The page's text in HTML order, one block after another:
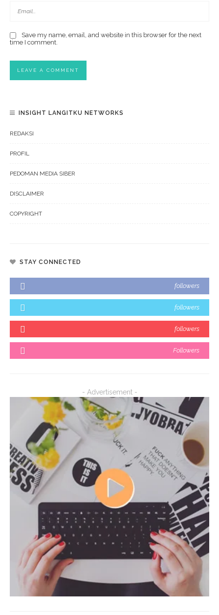
Save my name, email, and website in this browser for the next
time I comment.
INSIGHT LANGITKU NETWORKS
REDAKSI
PROFIL
PEDOMAN MEDIA SIBER
DISCLAIMER
COPYRIGHT
STAY CONNECTED
followers
followers
followers
Followers
- Advertisement -